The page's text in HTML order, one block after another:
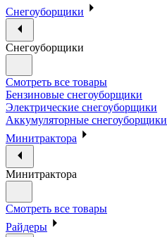
Снегоуборщики
Снегоуборщики
Смотреть все товары
Бензиновые снегоуборщики
Электрические снегоуборщики
Аккумуляторные снегоуборщики
Минитрактора
Минитрактора
Смотреть все товары
Райдеры